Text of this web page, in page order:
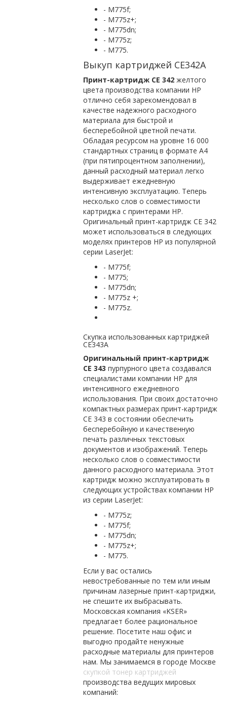
- M775f;
- M775z+;
- M775dn;
- M775z;
- M775.
Выкуп картриджей СЕ342A
Принт-картридж СЕ 342 желтого
цвета производства компании HP
отлично себя зарекомендовал в
качестве надежного расходного
материала для быстрой и
бесперебойной цветной печати.
Обладая ресурсом на уровне 16 000
стандартных страниц в формате А4
(при пятипроцентном заполнении),
данный расходный материал легко
выдерживает ежедневную
интенсивную эксплуатацию. Теперь
несколько слов о совместимости
картриджа с принтерами HP.
Оригинальный принт-картридж СЕ 342
может использоваться в следующих
моделях принтеров HP из популярной
серии LaserJet:
- M775f;
- M775;
- M775dn;
- M775z +;
- M775z.
Скупка использованных картриджей
СЕ343A
Оригинальный принт-картридж
СЕ 343 пурпурного цвета создавался
специалистами компании HP для
интенсивного ежедневного
использования. При своих достаточно
компактных размерах принт-картридж
СЕ 343 в состоянии обеспечить
бесперебойную и качественную
печать различных текстовых
документов и изображений. Теперь
несколько слов о совместимости
данного расходного материала. Этот
картридж можно эксплуатировать в
следующих устройствах компании HP
из серии LaserJet:
- M775z;
- M775f;
- M775dn;
- M775z+;
- M775.
Если у вас остались
невостребованные по тем или иным
причинам лазерные принт-картриджи,
не спешите их выбрасывать.
Московская компания «KSER»
предлагает более рациональное
решение. Посетите наш офис и
выгодно продайте ненужные
расходные материалы для принтеров
нам. Мы занимаемся в городе Москве
скупкой тонер картриджей
производства ведущих мировых
компаний: